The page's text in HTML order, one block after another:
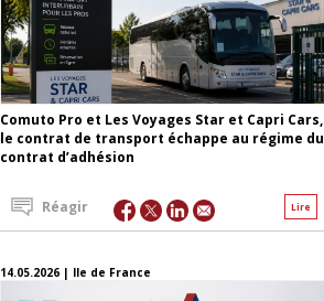
Comuto Pro et Les Voyages Star et Capri Cars,
le contrat de transport échappe au régime du
contrat d’adhésion
Lire
Réagir
14.05.2026 | Ile de France